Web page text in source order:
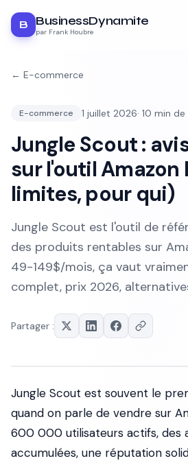
B BusinessDynamite
par Frank Houbre
← E-commerce
E-commerce 1 juillet 2026· 10 min de
Jungle Scout :
sur l'outil Amazon
limites, pour qui)
Jungle Scout est l'outil de
des produits rentables sur
49-149$/mois, ça vaut
complet, prix 2026,
Partager :
Jungle Scout est souvent le
quand on parle de vendre sur
600 000 utilisateurs actifs, des
accumulées, une réputation